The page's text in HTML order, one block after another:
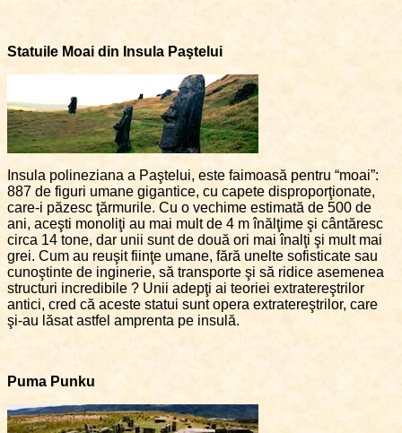
Statuile Moai din Insula Paştelui
Insula polineziana a Paştelui, este faimoasă pentru “moai”:
887 de figuri umane gigantice, cu capete disproporţionate,
care-i păzesc ţărmurile. Cu o vechime estimată de 500 de
ani, aceşti monoliţi au mai mult de 4 m înălţime şi cântăresc
circa 14 tone, dar unii sunt de două ori mai înalţi şi mult mai
grei. Cum au reuşit fiinţe umane, fără unelte sofisticate sau
cunoştinte de inginerie, să transporte şi să ridice asemenea
structuri incredibile ? Unii adepţi ai teoriei extratereştrilor
antici, cred că aceste statui sunt opera extratereştrilor, care
şi-au lăsat astfel amprenta pe insulă.
Puma Punku